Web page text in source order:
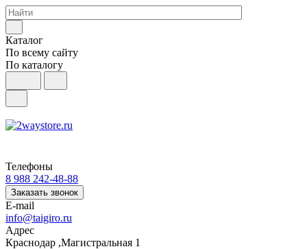
Каталог
По всему сайту
По каталогу
Телефоны
8 988 242-48-88
Заказать звонок
E-mail
info@taigiro.ru
Адрес
Краснодар ,Магистральная 1